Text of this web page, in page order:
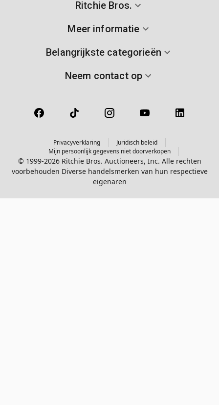
Ritchie Bros.
Meer informatie
Belangrijkste categorieën
Neem contact op
Privacyverklaring
Juridisch beleid
Mijn persoonlijk gegevens niet doorverkopen
© 1999-2026 Ritchie Bros. Auctioneers, Inc. Alle rechten
voorbehouden Diverse handelsmerken van hun respectieve
eigenaren